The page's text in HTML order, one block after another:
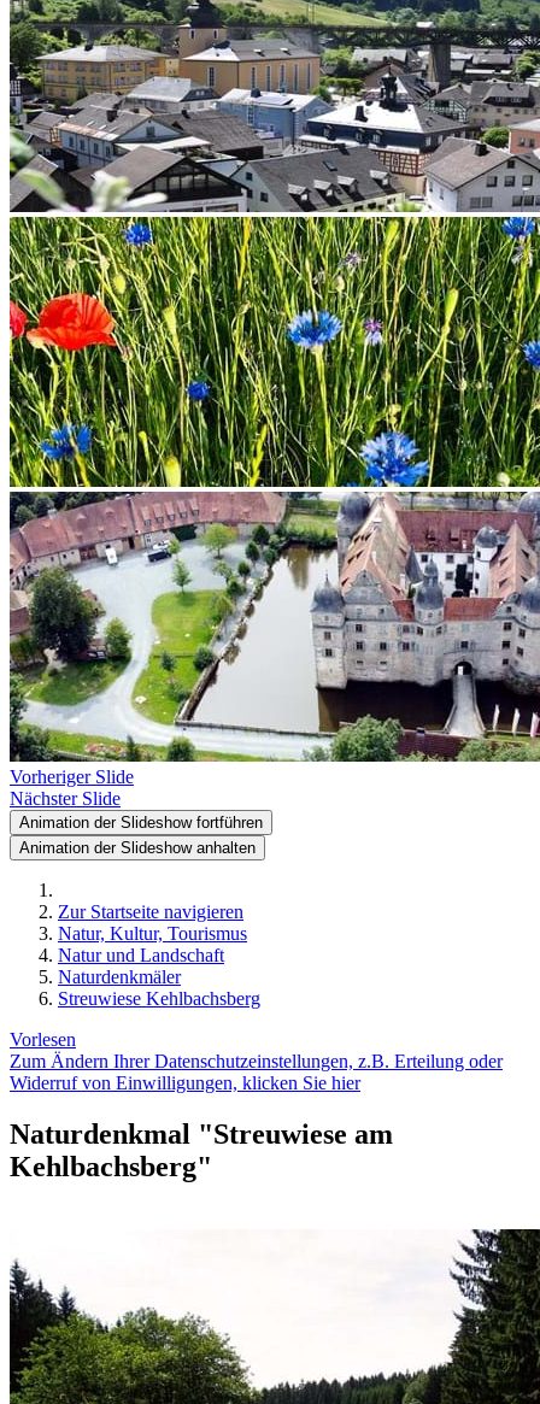
Vorheriger Slide
Nächster Slide
Animation der Slideshow fortführen
Animation der Slideshow anhalten
Zur Startseite navigieren
Natur, Kultur, Tourismus
Natur und Landschaft
Naturdenkmäler
Streuwiese Kehlbachsberg
Vorlesen
Zum Ändern Ihrer Datenschutzeinstellungen, z.B. Erteilung oder
Widerruf von Einwilligungen, klicken Sie hier
Naturdenkmal "Streuwiese am
Kehlbachsberg"